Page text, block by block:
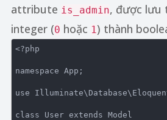
attribute is_admin, được lưu
integer (0 hoặc 1) thành
<?php
namespace App ;
use Illuminate\ Database\
class User extends
Model